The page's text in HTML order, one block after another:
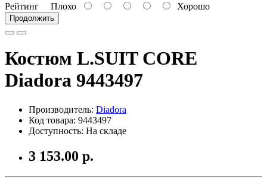
Рейтинг Плохо Хорошо
Продолжить
Костюм L.SUIT CORE
Diadora 9443497
Производитель: Diadora
Код товара: 9443497
Доступность: На складе
3 153.00 р.